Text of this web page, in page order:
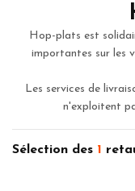
Hop-plats est
importantes sur les
Les services de
n'exploitent
Sélection des 1